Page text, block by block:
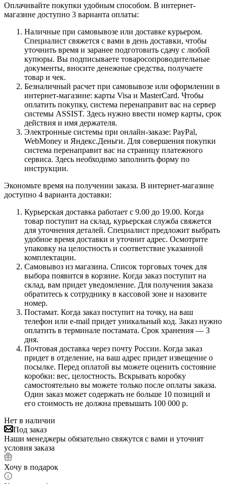
Оплачивайте покупки удобным способом. В интернет-
магазине доступно 3 варианта оплаты:
Наличные при самовывозе или доставке курьером.
Специалист свяжется с вами в день доставки, чтобы
уточнить время и заранее подготовить сдачу с любой
купюры. Вы подписываете товаросопроводительные
документы, вносите денежные средства, получаете
товар и чек.
Безналичный расчет при самовывозе или оформлении в
интернет-магазине: карты Visa и MasterCard. Чтобы
оплатить покупку, система перенаправит вас на сервер
системы ASSIST. Здесь нужно ввести номер карты, срок
действия и имя держателя.
Электронные системы при онлайн-заказе: PayPal,
WebMoney и Яндекс.Деньги. Для совершения покупки
система перенаправит вас на страницу платежного
сервиса. Здесь необходимо заполнить форму по
инструкции.
Экономьте время на получении заказа. В интернет-магазине
доступно 4 варианта доставки:
Курьерская доставка работает с 9.00 до 19.00. Когда
товар поступит на склад, курьерская служба свяжется
для уточнения деталей. Специалист предложит выбрать
удобное время доставки и уточнит адрес. Осмотрите
упаковку на целостность и соответствие указанной
комплектации.
Самовывоз из магазина. Список торговых точек для
выбора появится в корзине. Когда заказ поступит на
склад, вам придет уведомление. Для получения заказа
обратитесь к сотруднику в кассовой зоне и назовите
номер.
Постамат. Когда заказ поступит на точку, на ваш
телефон или e-mail придет уникальный код. Заказ нужно
оплатить в терминале постамата. Срок хранения — 3
дня.
Почтовая доставка через почту России. Когда заказ
придет в отделение, на ваш адрес придет извещение о
посылке. Перед оплатой вы можете оценить состояние
коробки: вес, целостность. Вскрывать коробку
самостоятельно вы можете только после оплаты заказа.
Один заказ может содержать не больше 10 позиций и
его стоимость не должна превышать 100 000 р.
Нет в наличии
Под заказ
Наши менеджеры обязательно свяжутся с вами и уточнят
условия заказа
Хочу в подарок